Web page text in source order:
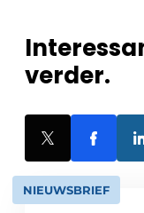
verder.
NIEUWSBRIEF